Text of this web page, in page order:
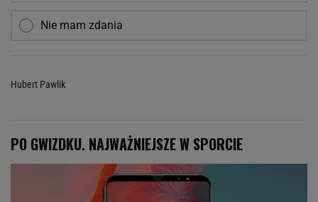
Nie mam zdania
Hubert Pawlik